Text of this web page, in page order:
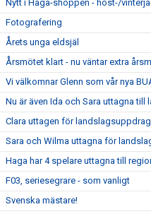
Nytt i Haga-shoppen - höst-/
Fotografering
Årets unga eldsjäl
Årsmötet klart - nu väntar extra
Vi välkomnar Glenn som vår nya
Nu är även Ida och Sara uttagna
Clara uttagen för landslagsuppdrag
Sara och Wilma uttagna för
Haga har 4 spelare uttagna till
F03, seriesegrare - som vanligt
Svenska mästare!